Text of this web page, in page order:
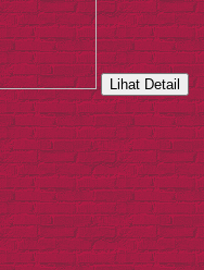
Lihat Detail